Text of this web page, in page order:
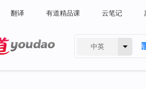
翻译 有道精品课 云笔记
中英